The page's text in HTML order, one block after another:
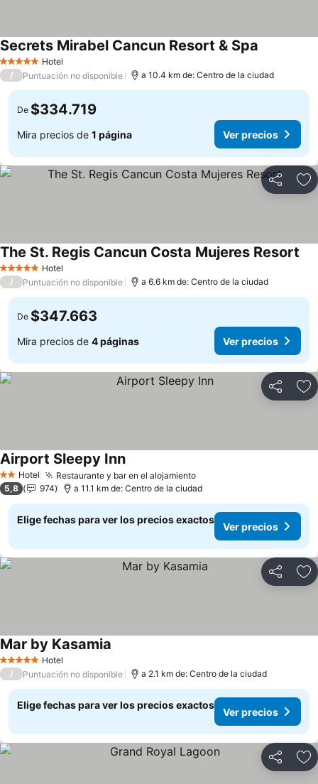
5 Estrellas Hotel
Secrets Mirabel Cancun Resort & Spa
/ Puntuación no disponible a 10.4 km de: Centro de la ciudad
De $334.719
Mira precios de 1 página Ver precios
Compartir
5 Estrellas Hotel
The St. Regis Cancun Costa Mujeres Resort
/ Puntuación no disponible a 6.6 km de: Centro de la ciudad
De $347.663
Mira precios de 4 páginas Ver precios
Compartir
2 Estrellas
Hotel Restaurante y bar en el alojamientoVer precios
Airport Sleepy InnVer precios
5,8 974 a 11.1 km de: Centro de la ciudad
Elige fechas para ver los precios exactos
Ver precios
Compartir
5 Estrellas Hotel
Mar by Kasamia
/ Puntuación no disponible a 2.1 km de: Centro de la ciudad
Elige fechas para ver los precios exactos
Ver precios
Compartir